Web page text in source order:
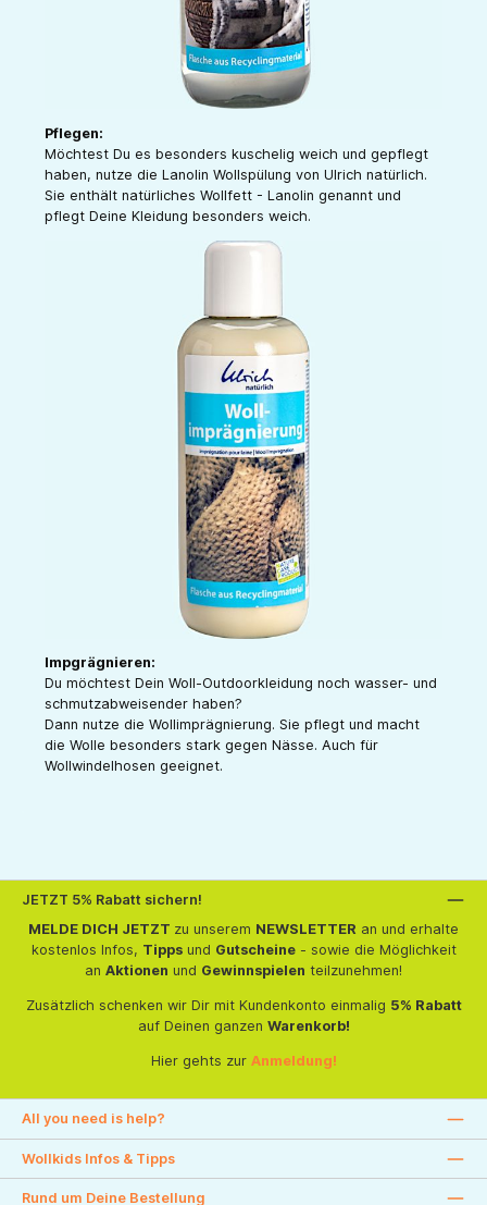
Pflegen:
Möchtest Du es besonders kuschelig weich und gepflegt
haben, nutze die Lanolin Wollspülung von Ulrich natürlich.
Sie enthält natürliches Wollfett - Lanolin genannt und
pflegt Deine Kleidung besonders weich.
Impgrägnieren:
Du möchtest Dein Woll-Outdoorkleidung noch wasser- und
schmutzabweisender haben?
Dann nutze die Wollimprägnierung. Sie pflegt und macht
die Wolle besonders stark gegen Nässe. Auch für
Wollwindelhosen geeignet.
JETZT 5% Rabatt sichern!
MELDE DICH JETZT zu unserem NEWSLETTER an und erhalte
kostenlos Infos, Tippsund Gutscheine- sowie die Möglichkeit
an Aktionen und Gewinnspielen teilzunehmen!
Zusätzlich schenken wir Dir mit Kundenkonto einmalig 5% Rabatt
auf Deinen ganzen Warenkorb!
Hier gehts zur Anmeldung!
All you need is help?
Wollkids Infos & Tipps
Rund um Deine Bestellung